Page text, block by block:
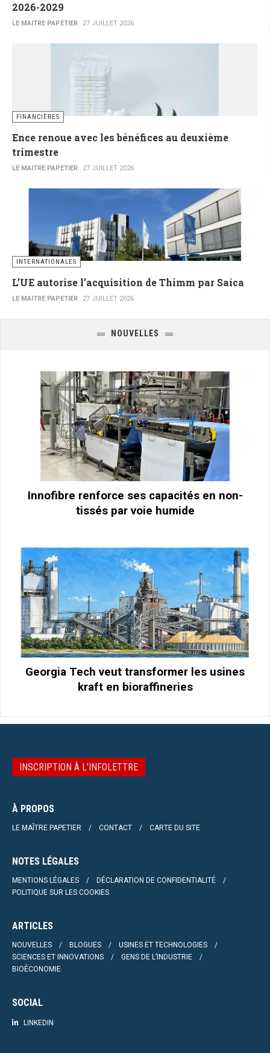
2026-2029
LE MAITRE PAPETIER 27 JUILLET 2026
FINANCIÈRES
Ence renoue avec les bénéfices au deuxième
trimestre
LE MAITRE PAPETIER 27 JUILLET 2026
INTERNATIONALES
L’UE autorise l’acquisition de Thimm par Saica
LE MAITRE PAPETIER 27 JUILLET 2026
NOUVELLES
Innofibre renforce ses capacités en non-
tissés par voie humide
Georgia Tech veut transformer les usines
kraft en bioraffineries
INSCRIPTION À L’INFOLETTRE
À PROPOS
LE MAÎTRE PAPETIER CONTACT CARTE DU SITE
NOTES LÉGALES
MENTIONS LÉGALES
DÉCLARATION DE CONFIDENTIALITÉ
POLITIQUE SUR LES COOKIES
ARTICLES
NOUVELLES BLOGUES
USINES ET TECHNOLOGIES
SCIENCES ET INNOVATIONS
GENS DE L’INDUSTRIE
BIOÉCONOMIE
SOCIAL
LINKEDIN